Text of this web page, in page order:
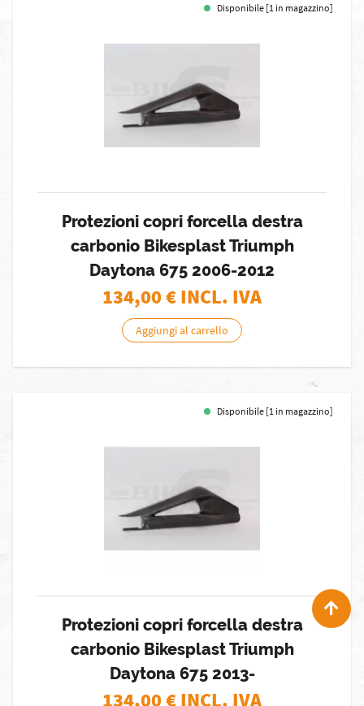
Disponibile [1 in magazzino]
Protezioni copri forcella destra
carbonio Bikesplast Triumph
Daytona 675 2006-2012
134,00€ INCL. IVA
Aggiungi al carrello
Disponibile [1 in magazzino]
Protezioni copri forcella destra
carbonio Bikesplast Triumph
Daytona 675 2013-
134,00€ INCL. IVA